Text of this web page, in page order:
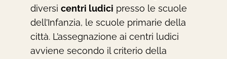
diversi centri ludici presso le scuole
dell’Infanzia, le scuole primarie della
città. L’assegnazione ai centri ludici
avviene secondo il criterio della